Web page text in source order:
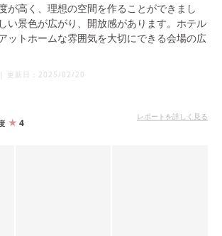
が高く、理想の空間を作ることができまし
い景色が広がり、開放感があります。ホテル
ットホームな雰囲気を大切にできる会場の広
| 更新日： 2025/02/20
4
レポートを詳しく見る